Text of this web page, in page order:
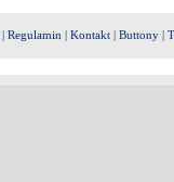
| Regulamin | Kontakt | Buttony |